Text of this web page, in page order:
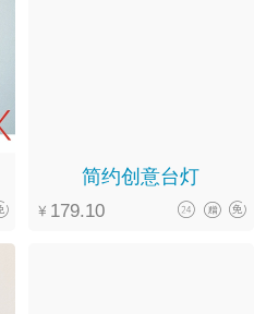
简约创意台灯
179.10